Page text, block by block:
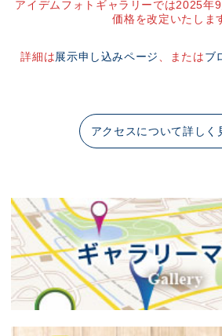
アイデムフォトギャラリーでは2025年
価格を改定いたしま
詳細は展示申し込みページ 、またはブ
アクセスについて詳しく